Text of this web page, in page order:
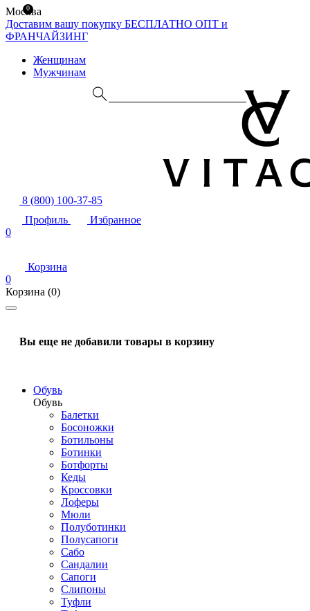
Москва
Доставим вашу покупку БЕСПЛАТНО ОПТ и
ФРАНЧАЙЗИНГ
Женщинам
Мужчинам
8 (800) 100-37-85
Профиль
Избранное
0
Корзина
0
Корзина (0)
Вы еще не добавили товары в корзину
Обувь
Обувь
Балетки
Босоножки
Ботильоны
Ботинки
Ботфорты
Кеды
Кроссовки
Лоферы
Мюли
Полуботинки
Полусапоги
Сабо
Сандалии
Сапоги
Слипоны
Туфли
0